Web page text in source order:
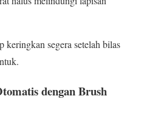
keringkan segera setelah bilas
dengan Brush